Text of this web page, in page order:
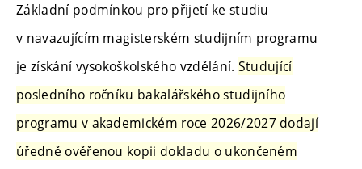
Základní podmínkou pro přijetí ke studiu
v navazujícím magisterském studijním programu
je získání vysokoškolského vzdělání. Studující
posledního ročníku bakalářského studijního
programu v akademickém roce 2026/2027 dodají
úředně ověřenou kopii dokladu o ukončeném